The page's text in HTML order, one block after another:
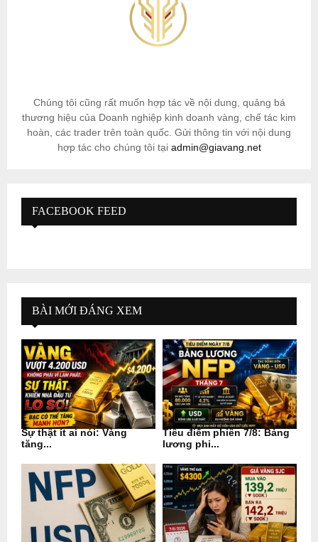
Chúng tôi cũng rất muốn hợp tác về nội dung, quảng bá
thương hiệu của Doanh nghiệp kinh doanh vàng, chế tác kim
hoàn, các trader trên toàn quốc. Gửi thông tin với nội dung
hợp tác cho chúng tôi tại admin@giavang.net
FACEBOOK FEED
BÀI MỚI ĐÁNG XEM
Sự thật ít ai nói: Vàng
tăng...
Tiêu điểm phiên 7/8: Bảng
lương phi...